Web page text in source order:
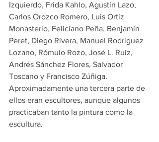
Izquierdo, Frida Kahlo, Agustín Lazo,
Carlos Orozco Romero, Luis Ortiz
Monasterio, Feliciano Peña, Benjamín
Peret, Diego Rivera, Manuel Rodríguez
Lozano, Rómulo Rozo, José L. Ruiz,
Andrés Sánchez Flores, Salvador
Toscano y Francisco Zúñiga.
Aproximadamente una tercera parte de
ellos eran escultores, aunque algunos
practicaban tanto la pintura como la
escultura.